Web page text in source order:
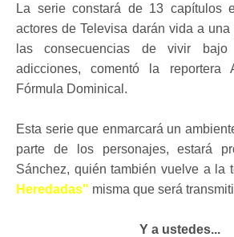
La serie constará de 13 capítulos
actores de Televisa darán vida a
las consecuencias de vivir
adicciones, comentó la reportera
Fórmula Dominical.
Esta serie que enmarcará un
parte de los personajes, estará
Sánchez, quién también vuelve a la
Heredadas" misma que será
Y a ustedes...